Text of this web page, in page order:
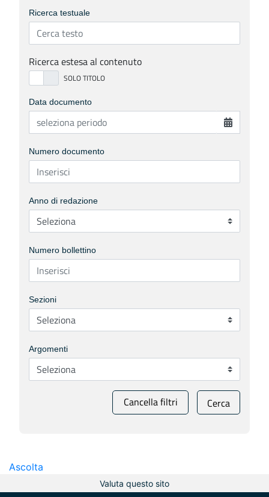
Ricerca testuale
Ricerca estesa al contenuto
Data documento
Numero documento
Anno di redazione
Numero bollettino
Sezioni
Argomenti
Cancella filtri Cerca
Ascolta
Valuta questo sito